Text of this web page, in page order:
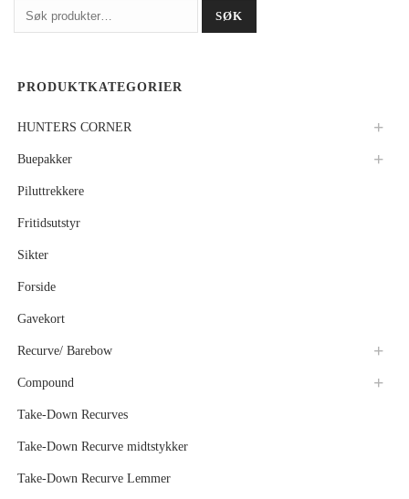
Søk
etter:
SØK
PRODUKTKATEGORIER
HUNTERS CORNER
Buepakker
Piluttrekkere
Fritidsutstyr
Sikter
Forside
Gavekort
Recurve/ Barebow
Compound
Take-Down Recurves
Take-Down Recurve midtstykker
Take-Down Recurve Lemmer